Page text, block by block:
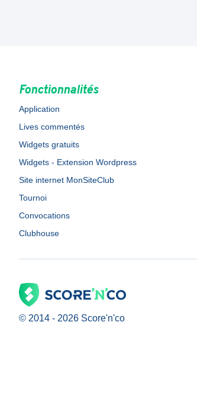
Fonctionnalités
Application
Lives commentés
Widgets gratuits
Widgets - Extension Wordpress
Site internet MonSiteClub
Tournoi
Convocations
Clubhouse
© 2014 - 2026 Score'n'co